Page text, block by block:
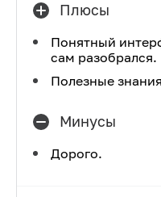
Плюсы
Понятный
сам разобрался.
Полезные
Минусы
Дорого.